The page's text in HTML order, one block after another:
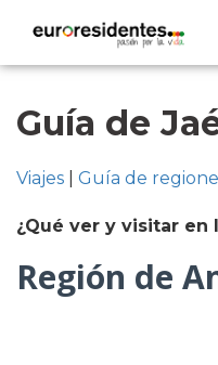
Guía de
Viajes Guía de
¿Qué ver y visitar en
Región de